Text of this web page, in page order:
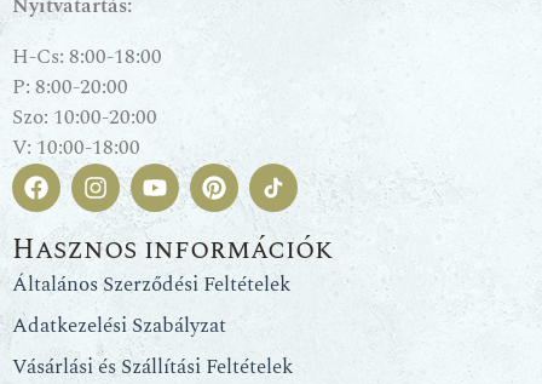
H-Cs: 8:00-18:00
P: 8:00-20:00
Szo: 10:00-20:00
V: 10:00-18:00
Hasznos információk
Általános Szerződési Feltételek
Adatkezelési Szabályzat
Vásárlási és Szállítási Feltételek